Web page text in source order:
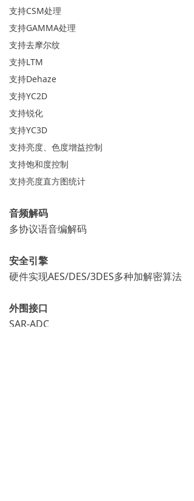
支持CSM处理
支持GAMMA处理
支持去摩尔纹
支持LTM
支持Dehaze
支持YC2D
支持锐化
支持YC3D
支持亮度、色度增益控制
支持饱和度控制
支持亮度直方图统计
音频解码
多协议语音编解码
安全引擎
硬件实现AES/DES/3DES多种加解密算法
外围接口
SAR-ADC